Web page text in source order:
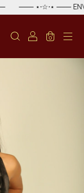
─── ⋆⋅☆⋅⋆ ───
0